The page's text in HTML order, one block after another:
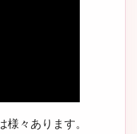
々あります。